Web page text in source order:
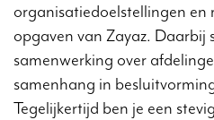
organisatiedoelstellingen en
opgaven van Zayaz. Daarbij
samenwerking over
samenhang in
Tegelijkertijd ben je een